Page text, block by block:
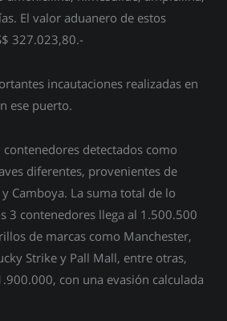
El valor aduanero de estos
327.023,80.-
incautaciones realizadas en
ese puerto.
detectados como
diferentes, provenientes de
Camboya. La suma total de lo
3 contenedores llega al 1.500.500
de marcas como Manchester,
Strike y Pall Mall, entre otras,
con una evasión calculada